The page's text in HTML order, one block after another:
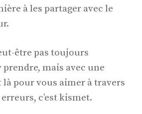
à les partager avec le
être pas toujours
mais avec une
pour vous aimer à travers
c’est kismet.